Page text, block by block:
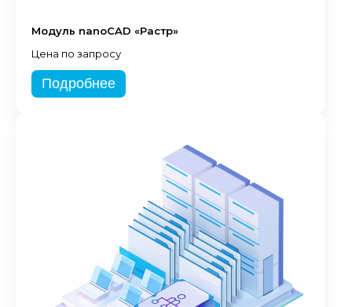
Модуль nanoCAD «Растр»
Цена по запросу
Подробнее